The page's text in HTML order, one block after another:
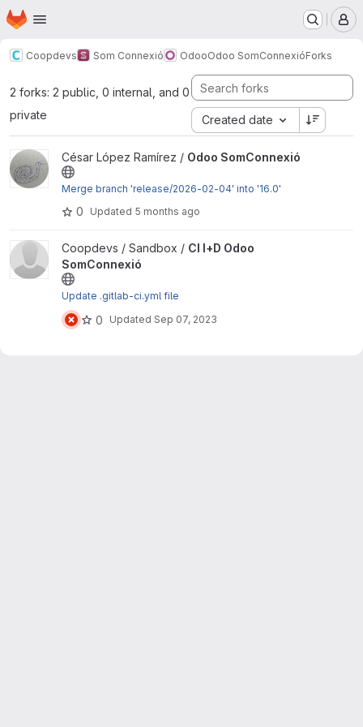
Skip to main content
Homepage
Coopdevs Som Connexió OdooOdoo SomConnexióForks
2 forks: 2 public, 0 internal, and 0
private
Created date
View Odoo SomConnexió project
César López Ramírez / Odoo SomConnexió
Merge branch 'release/2026-02-04' into '16.0'
0 Updated 5 months ago
View CI I+D Odoo SomConnexió project
Coopdevs / Sandbox / CI I+D Odoo
SomConnexió
Update .gitlab-ci.yml file
0 Updated Sep 07, 2023